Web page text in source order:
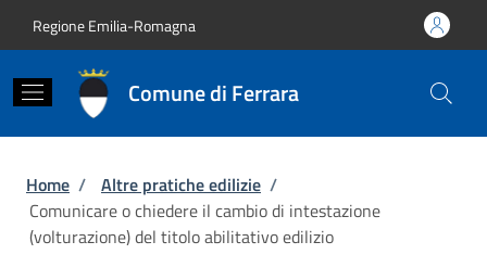
Regione Emilia-Romagna
Comune di Ferrara
Briciole di pane
Home / Altre pratiche edilizie /
Comunicare o chiedere il cambio di intestazione
(volturazione) del titolo abilitativo edilizio